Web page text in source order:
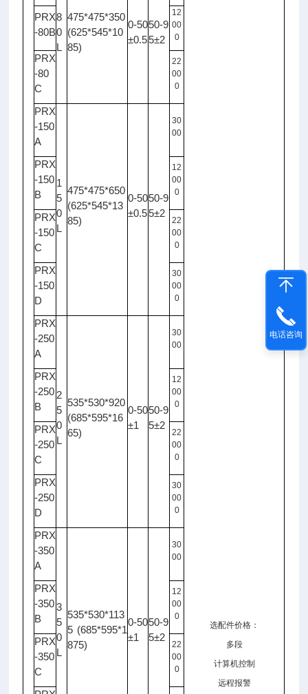
8
0
L
475*475*350
(625*545*10
85)
0-50
±0.5
50-9
5±2
选配件价格：
多段
计算机控制
远程报警
PRX
-80B
12
00
0
PRX
-80
C
22
00
0
PRX
-150
A
1
5
0
L
475*475*650
(625*545*13
85)
0-50
±0.5
50-9
5±2
30
00
PRX
-150
B
12
00
0
PRX
-150
C
22
00
0
PRX
-150
D
30
00
0
PRX
-250
A
2
5
0
L
535*530*920
(685*595*16
65)
0-50
±1
50-9
5±2
30
00
PRX
-250
B
12
00
0
PRX
-250
C
22
00
0
PRX
-250
D
30
00
0
PRX
-350
A
3
5
0
L
535*530*113
5 (685*595*1
875)
0-50
±1
50-9
5±2
30
00
PRX
-350
B
12
00
0
PRX
-350
C
22
00
0
电话咨询